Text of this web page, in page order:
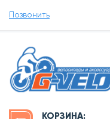
Позвонить
КОРЗИНА: